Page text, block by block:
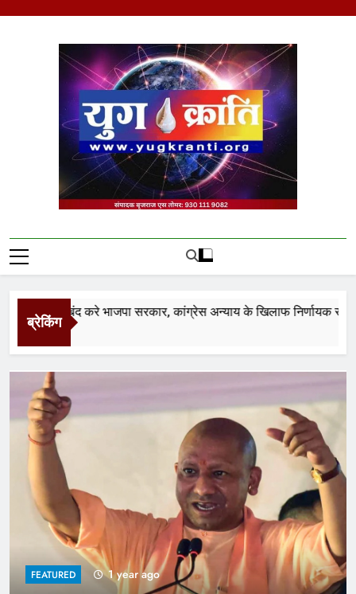
Yug Kranti | Trusted
News Portal
ब्रेकिंग
बंद करे भाजपा सरकार, कांग्रेस अन्याय के खिलाफ निर्णायक संघर्ष करेगी
FEATURED 1 year ago